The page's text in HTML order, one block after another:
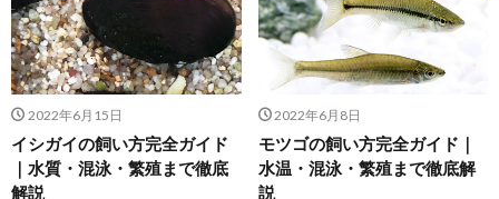
2022年6月15日
イシガイの飼い方完全ガイド
｜水質・混泳・繁殖まで徹底
解説
2022年6月8日
モツゴの飼い方完全ガイド｜
水温・混泳・繁殖まで徹底解
説